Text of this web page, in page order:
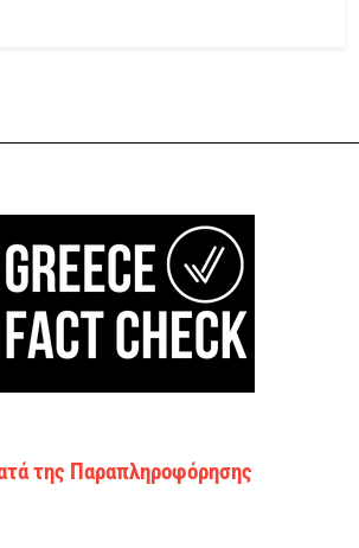
της Παραπληροφόρησης